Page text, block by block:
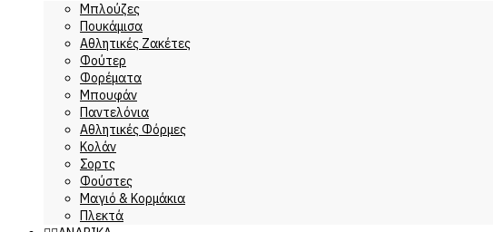
Μπλούζες
Πουκάμισα
Αθλητικές Ζακέτες
Φούτερ
Φορέματα
Μπουφάν
Παντελόνια
Αθλητικές Φόρμες
Κολάν
Σορτς
Φούστες
Μαγιό & Κορμάκια
Πλεκτά